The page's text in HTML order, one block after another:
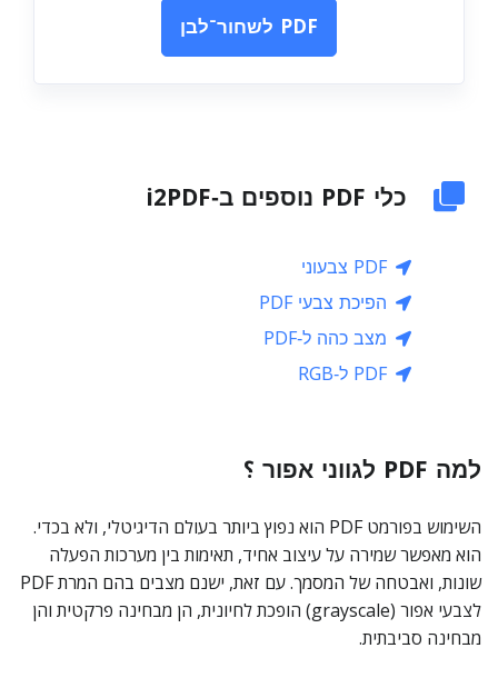
PDF לשחור־לבן
כלי PDF נוספים ב‑i2PDF
PDF צבעוני
הפיכת צבעי PDF
מצב כהה ל‑PDF
PDF ל‑RGB
למה PDF לגווני אפור ؟
השימוש בפורמט PDF הוא נפוץ ביותר בעולם הדיגיטלי, ולא בכדי.
הוא מאפשר שמירה על עיצוב אחיד, תאימות בין מערכות הפעלה
שונות, ואבטחה של המסמך. עם זאת, ישנם מצבים בהם המרת PDF
לצבעי אפור (grayscale) הופכת לחיונית, הן מבחינה פרקטית והן
מבחינה סביבתית.